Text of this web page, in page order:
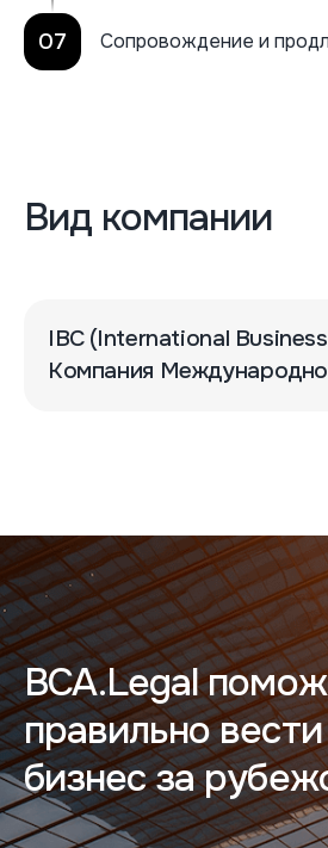
07 Сопровождение и
Вид компании
IBC (International
Компания
BCA.Legal
правильно вести
бизнес за